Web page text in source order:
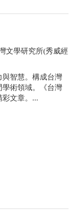
學研究所(秀威經
智慧。構成台灣
術領域。《台灣
文章。...